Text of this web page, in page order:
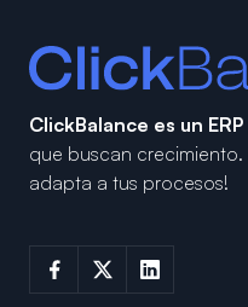
ClickBalance es un ERP
que buscan crecimiento.
adapta a tus procesos!